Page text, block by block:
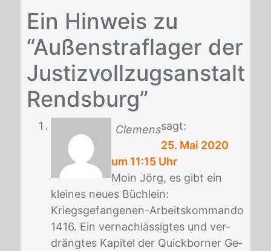
Ein Hinweis zu
“Außenstraflager der
Justizvollzugsanstalt
Rendsburg”
Clemenssagt:
25. Mai 2020
um 11:15 Uhr
Moin Jörg, es gibt ein
klei­nes neu­es Büch­lein:
Kriegs­ge­fan­ge­nen-Ar­beits­kom­man­do
1416. Ein ver­nach­läs­sig­tes und ver­
dräng­tes Ka­pi­tel der Quick­bor­ner Ge­